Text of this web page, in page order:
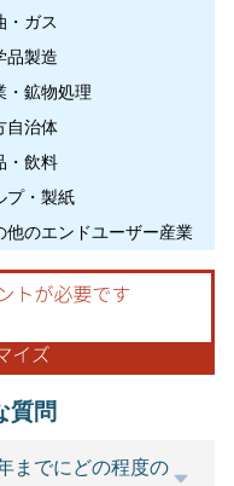
・ガス
品製造
・鉱物処理
自治体
・飲料
プ・製紙
他のエンドユーザー産業
質問
までにどの程度の